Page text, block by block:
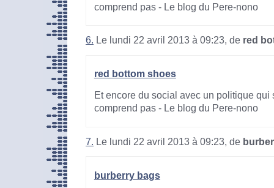
comprend pas - Le blog du Pere-nono
6. Le lundi 22 avril 2013 à 09:23, de red
red bottom shoes
Et encore du social avec un politique qui
comprend pas - Le blog du Pere-nono
7. Le lundi 22 avril 2013 à 09:23, de
burberry bags